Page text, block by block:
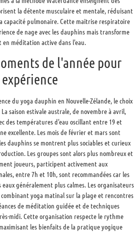
la détente musculaire et mentale, réduisant
capacité pulmonaire. Cette maîtrise respiratoire
de nage avec les dauphins mais transforme
méditation active dans l'eau.
de l'année pour
du yoga dauphin en Nouvelle-Zélande, le choix
saison estivale australe, de novembre à avril,
des températures d'eau oscillant entre 19 et
excellente. Les mois de février et mars sont
dauphins se montrent plus sociables et curieux
Les groupes sont alors plus nombreux et
joueurs, participent activement aux
entre 7h et 10h, sont recommandées car les
généralement plus calmes. Les organisateurs
yoga matinal sur la plage et rencontres
de méditation guidée et de techniques
midi. Cette organisation respecte le rythme
les bienfaits de la pratique yogique